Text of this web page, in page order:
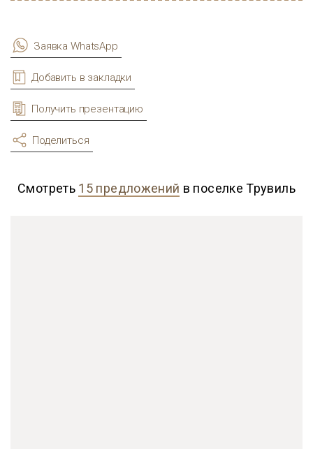
Заявка WhatsApp
Добавить в закладки
Получить презентацию
Поделиться
Смотреть 15 предложений в поселке Трувиль